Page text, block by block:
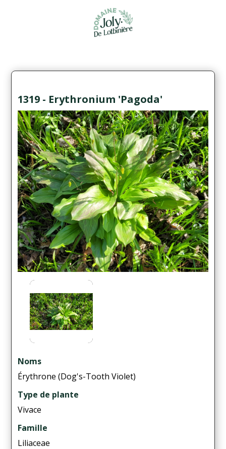
1319 - Erythronium 'Pagoda'
Noms
Érythrone (Dog's-Tooth Violet)
Type de plante
Vivace
Famille
Liliaceae